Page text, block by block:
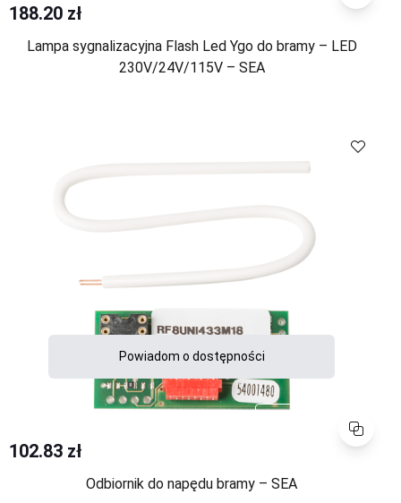
188.20 zł
Lampa sygnalizacyjna Flash Led Ygo do bramy – LED
230V/24V/115V – SEA
Porównaj
Powiadom o dostępności
102.83 zł
Odbiornik do napędu bramy – SEA